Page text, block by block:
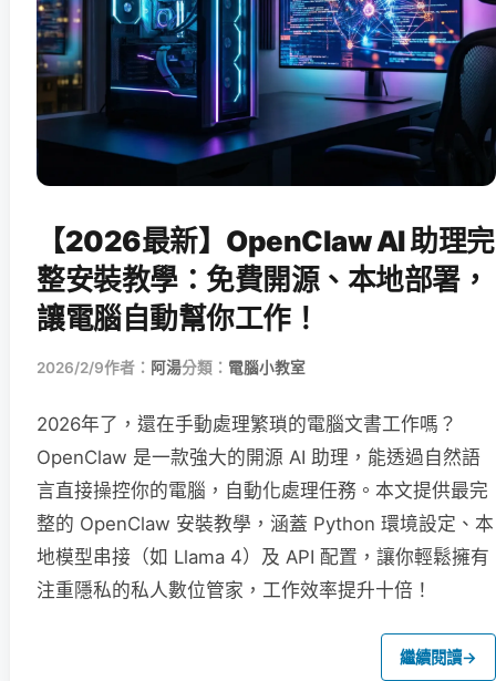
【2026最新】OpenClaw AI 助理完
整安裝教學：免費開源、本地部署，
讓電腦自動幫你工作！
2026/2/9作者： 阿湯分類： 電腦小教室
2026年了，還在手動處理繁瑣的電腦文書工作嗎？
OpenClaw 是一款強大的開源 AI 助理，能透過自然語
言直接操控你的電腦，自動化處理任務。本文提供最完
整的 OpenClaw 安裝教學，涵蓋 Python 環境設定、本
地模型串接（如 Llama 4）及 API 配置，讓你輕鬆擁有
注重隱私的私人數位管家，工作效率提升十倍！
繼續閱讀→